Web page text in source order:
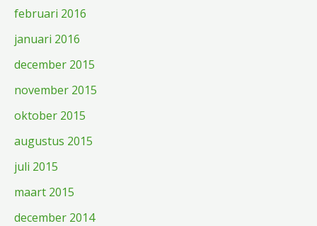
februari 2016
januari 2016
december 2015
november 2015
oktober 2015
augustus 2015
juli 2015
maart 2015
december 2014